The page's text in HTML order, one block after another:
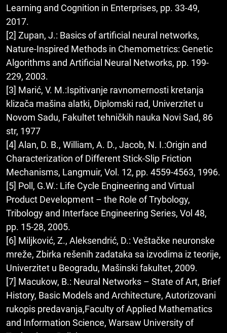
Learning and Cognition in Enterprises, pp. 33-49,
2017.
[2] Zupan, J.: Basics of artificial neural networks,
Nature-Inspired Methods in Chemometrics: Genetic
Algorithms and Artificial Neural Networks, pp. 199-
229, 2003.
[3] Marić, V. M.:Ispitivanje ravnomernosti kretanja
klizača mašina alatki, Diplomski rad, Univerzitet u
Novom Sadu, Fakultet tehničkih nauka Novi Sad, 86
str, 1977
[4] Alan, D. B., William, A. D., Jacob, N. I.:Origin and
Characterization of Different Stick-Slip Friction
Mechanisms, Langmuir, Vol. 12, pp. 4559-4563, 1996.
[5] Poll, G.W.: Life Cycle Engineering and Virtual
Product Development – the Role of Trybology,
Tribology and Interface Engineering Series, Vol 48,
pp. 15-28, 2005.
[6] Miljković, Z., Aleksendrić, D.: Veštačke neuronske
mreže, Zbirka rešenih zadataka sa izvodima iz teorije,
Univerzitet u Beogradu, Mašinski fakultet, 2009.
[7] Macukow, B.: Neural Networks – State of Art, Brief
History, Basic Models and Architecture, Autorizovani
rukopis predavanja,Faculty of Applied Mathematics
and Information Science, Warsaw University of